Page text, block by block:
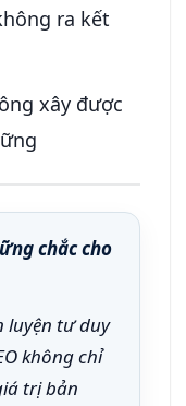
ra kết
xây được
chắc cho
luyện tư duy
không chỉ
trị bản